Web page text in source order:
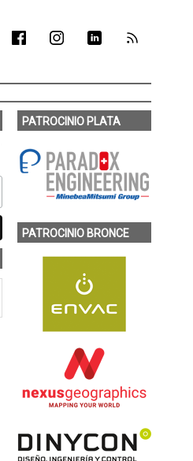
PATROCINIO PLATA
PATROCINIO BRONCE